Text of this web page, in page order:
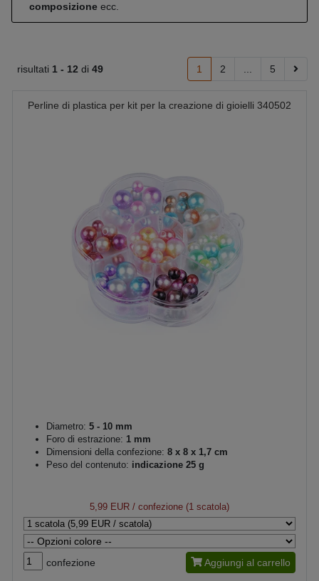
composizione ecc.
risultati 1 - 12 di 49 1 2 5
Perline di plastica per kit per la creazione di gioielli 340502
Diametro: 5 - 10 mm
Foro di estrazione: 1 mm
Dimensioni della confezione: 8 x 8 x 1,7 cm
Peso del contenuto: indicazione 25 g
5,99 EUR / confezione (1 scatola)
confezione Aggiungi al carrello